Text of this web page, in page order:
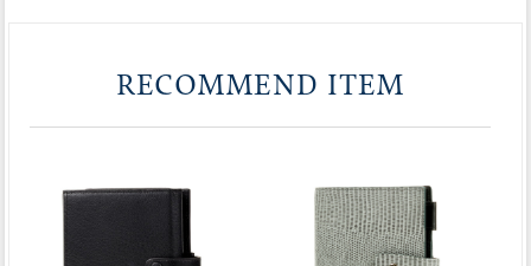
RECOMMEND ITEM